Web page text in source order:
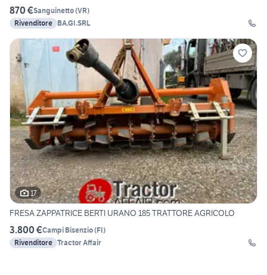
870 €Sanguinetto(VR)
Rivenditore BA.GI.SRL
17
FRESA ZAPPATRICE BERTI URANO 185 TRATTORE AGRICOLO
3.800 €Campi Bisenzio(FI)
Rivenditore Tractor Affair